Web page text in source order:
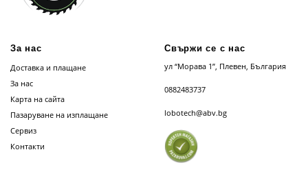
За нас
Доставка и плащане
За нас
Карта на сайта
Пазаруване на изплащане
Сервиз
Контакти
Свържи се с нас
ул “Морава 1”, Плевен, България
0882483737
lobotech@abv.bg